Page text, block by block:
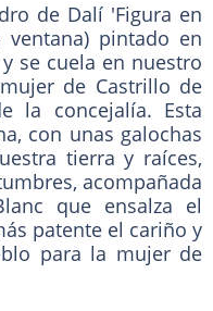
de Dalí 'Figura en
pintado en
se cuela en nuestro
de Castrillo de
la concejalía. Esta
con unas galochas
tierra y raíces,
acompañada
que ensalza el
patente el cariño y
para la mujer de